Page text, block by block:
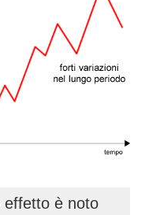
effetto è noto